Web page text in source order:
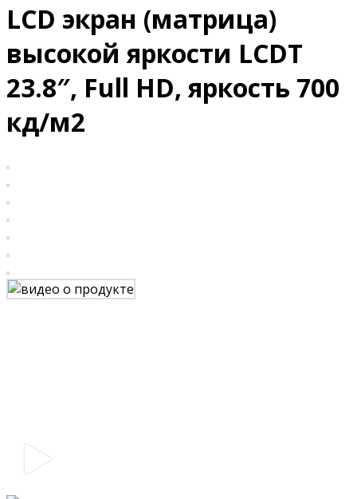
LCD экран (матрица)
высокой яркости LCDT
23.8″, Full HD, яркость 700
кд/м2